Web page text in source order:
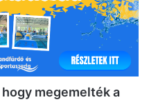
megemelték a